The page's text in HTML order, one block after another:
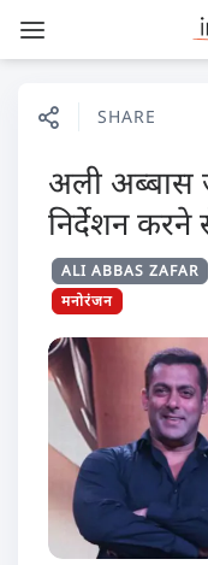
SHARE
अली अब्बास
निर्देशन करने
ALI ABBAS ZAFAR
मनोरंजन